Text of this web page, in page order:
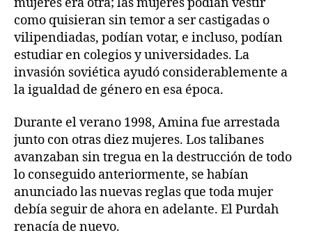
como quisieran sin temor a ser castigadas o
vilipendiadas, podían votar, e incluso, podían
estudiar en colegios y universidades. La
invasión soviética ayudó considerablemente a
la igualdad de género en esa época.
Durante el verano 1998, Amina fue arrestada
junto con otras diez mujeres. Los talibanes
avanzaban sin tregua en la destrucción de todo
lo conseguido anteriormente, se habían
anunciado las nuevas reglas que toda mujer
debía seguir de ahora en adelante. El Purdah
renacía de nuevo.